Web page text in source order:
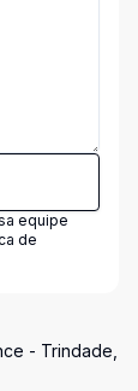
equipe
de
- Trindade,